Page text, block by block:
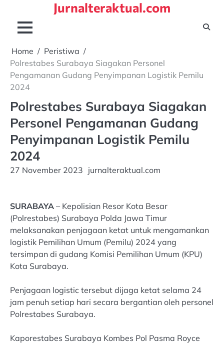
content
Jurnalteraktual.com
Home
Peristiwa
Polrestabes Surabaya Siagakan Personel
Pengamanan Gudang Penyimpanan Logistik Pemilu
2024
Polrestabes Surabaya Siagakan
Personel Pengamanan Gudang
Penyimpanan Logistik Pemilu
2024
27 November 2023 jurnalteraktual.com
SURABAYA – Kepolisian Resor Kota Besar
(Polrestabes) Surabaya Polda Jawa Timur
melaksanakan penjagaan ketat untuk mengamankan
logistik Pemilihan Umum (Pemilu) 2024 yang
tersimpan di gudang Komisi Pemilihan Umum (KPU)
Kota Surabaya.
Penjagaan logistic tersebut dijaga ketat selama 24
jam penuh setiap hari secara bergantian oleh personel
Polrestabes Surabaya.
Kaporestabes Surabaya Kombes Pol Pasma Royce